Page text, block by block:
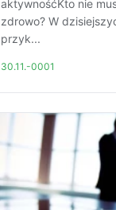
aktywnośćKto nie
zdrowo? W
przyk...
30.11.-0001